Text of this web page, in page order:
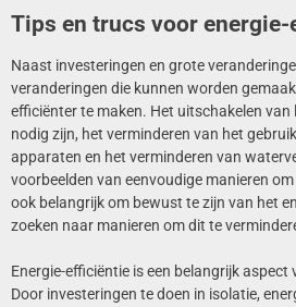
Tips en trucs voor
Naast investeringen en grote
veranderingen die kunnen worden
efficiënter te maken. Het uitschakelen van
nodig zijn, het verminderen van het
apparaten en het verminderen van
voorbeelden van eenvoudige manieren
ook belangrijk om bewust te zijn van het
zoeken naar manieren om dit te
Energie-efficiëntie is een belangrijk
Door investeringen te doen in isolatie,